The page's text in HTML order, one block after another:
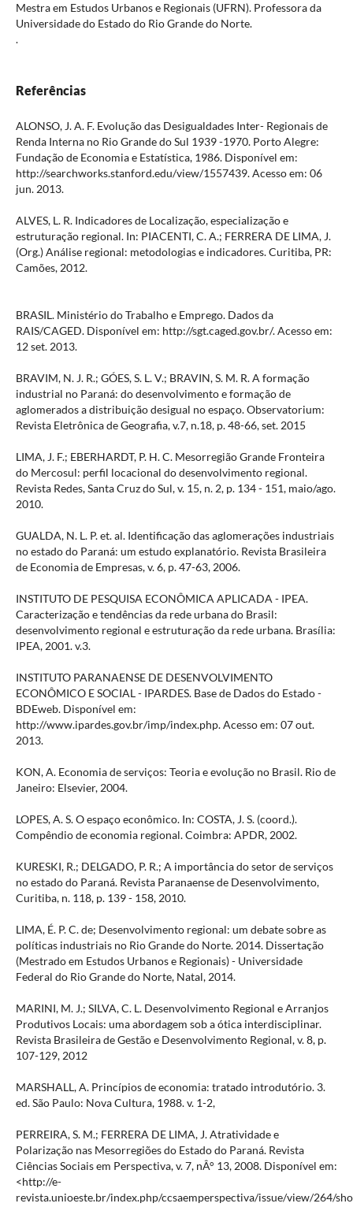
Mestra em Estudos Urbanos e Regionais (UFRN). Professora da
Universidade do Estado do Rio Grande do Norte.
.
Referências
ALONSO, J. A. F. Evolução das Desigualdades Inter- Regionais de
Renda Interna no Rio Grande do Sul 1939 -1970. Porto Alegre:
Fundação de Economia e Estatística, 1986. Disponível em:
http://searchworks.stanford.edu/view/1557439. Acesso em: 06
jun. 2013.
ALVES, L. R. Indicadores de Localização, especialização e
estruturação regional. In: PIACENTI, C. A.; FERRERA DE LIMA, J.
(Org.) Análise regional: metodologias e indicadores. Curitiba, PR:
Camões, 2012.
BRASIL. Ministério do Trabalho e Emprego. Dados da
RAIS/CAGED. Disponível em: http://sgt.caged.gov.br/. Acesso em:
12 set. 2013.
BRAVIM, N. J. R.; GÓES, S. L. V.; BRAVIN, S. M. R. A formação
industrial no Paraná: do desenvolvimento e formação de
aglomerados a distribuição desigual no espaço. Observatorium:
Revista Eletrônica de Geografia, v.7, n.18, p. 48-66, set. 2015
LIMA, J. F.; EBERHARDT, P. H. C. Mesorregião Grande Fronteira
do Mercosul: perfil locacional do desenvolvimento regional.
Revista Redes, Santa Cruz do Sul, v. 15, n. 2, p. 134 - 151, maio/ago.
2010.
GUALDA, N. L. P. et. al. Identificação das aglomerações industriais
no estado do Paraná: um estudo explanatório. Revista Brasileira
de Economia de Empresas, v. 6, p. 47-63, 2006.
INSTITUTO DE PESQUISA ECONÔMICA APLICADA - IPEA.
Caracterização e tendências da rede urbana do Brasil:
desenvolvimento regional e estruturação da rede urbana. Brasília:
IPEA, 2001. v.3.
INSTITUTO PARANAENSE DE DESENVOLVIMENTO
ECONÔMICO E SOCIAL - IPARDES. Base de Dados do Estado -
BDEweb. Disponível em:
http://www.ipardes.gov.br/imp/index.php. Acesso em: 07 out.
2013.
KON, A. Economia de serviços: Teoria e evolução no Brasil. Rio de
Janeiro: Elsevier, 2004.
LOPES, A. S. O espaço econômico. In: COSTA, J. S. (coord.).
Compêndio de economia regional. Coimbra: APDR, 2002.
KURESKI, R.; DELGADO, P. R.; A importância do setor de serviços
no estado do Paraná. Revista Paranaense de Desenvolvimento,
Curitiba, n. 118, p. 139 - 158, 2010.
LIMA, É. P. C. de; Desenvolvimento regional: um debate sobre as
políticas industriais no Rio Grande do Norte. 2014. Dissertação
(Mestrado em Estudos Urbanos e Regionais) - Universidade
Federal do Rio Grande do Norte, Natal, 2014.
MARINI, M. J.; SILVA, C. L. Desenvolvimento Regional e Arranjos
Produtivos Locais: uma abordagem sob a ótica interdisciplinar.
Revista Brasileira de Gestão e Desenvolvimento Regional, v. 8, p.
107-129, 2012
MARSHALL, A. Princípios de economia: tratado introdutório. 3.
ed. São Paulo: Nova Cultura, 1988. v. 1-2,
PERREIRA, S. M.; FERRERA DE LIMA, J. Atratividade e
Polarização nas Mesorregiões do Estado do Paraná. Revista
Ciências Sociais em Perspectiva, v. 7, nÂ° 13, 2008. Disponível em:
<http://e-
revista.unioeste.br/index.php/ccsaemperspectiva/issue/view/264/